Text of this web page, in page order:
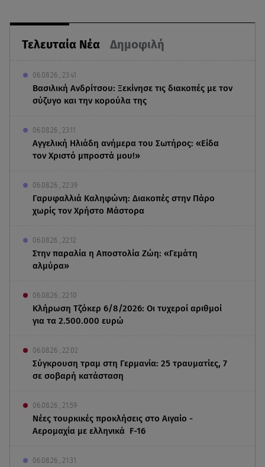
Τελευταία Νέα Δημοφιλή
06.08.26 , 23:41
Βασιλική Ανδρίτσου: Ξεκίνησε τις διακοπές με τον
σύζυγο και την κορούλα της
06.08.26 , 23:11
Αγγελική Ηλιάδη ανήμερα του Σωτήρος: «Είδα
τον Χριστό μπροστά μου!»
06.08.26 , 22:39
Γαρυφαλλιά Καληφώνη: Διακοπές στην Πάρο
χωρίς τον Χρήστο Μάστορα
06.08.26 , 22:12
Στην παραλία η Αποστολία Ζώη: «Γεμάτη
αλμύρα»
06.08.26 , 22:10
Κλήρωση Τζόκερ 6/8/2026: Οι τυχεροί αριθμοί
για τα 2.500.000 ευρώ
06.08.26 , 22:02
Σύγκρουση τραμ στη Γερμανία: 25 τραυματίες, 7
σε σοβαρή κατάσταση
06.08.26 , 21:59
Νέες τουρκικές προκλήσεις στο Αιγαίο -
Αερομαχία με ελληνικά F-16
06.08.26 , 21:31